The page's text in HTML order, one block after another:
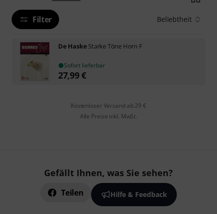
Filter Beliebtheit
De Haske Starke Töne Horn F
Sofort lieferbar
27,99€
Kostenloser Versand ab 29 €
Alle Preise inkl. MwSt.
Gefällt Ihnen, was Sie sehen?
Teilen Hilfe & Feedback